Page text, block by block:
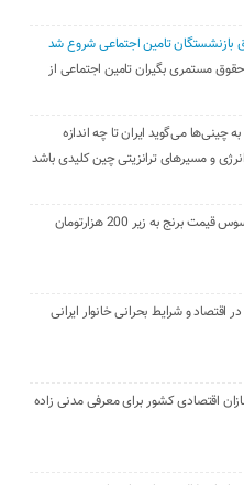
تامین اجتماعی شروع شد
مستمری بگیران تامین اجتماعی از
به چینی‌ها می‌گوید ایران تا چه اندازه
و مسیرهای ترانزیتی چین کلیدی باشد
به زیر 200 هزارتومان
و شرایط بحرانی خانوار ایرانی
اقتصادی کشور برای معرفی مدنی زاده